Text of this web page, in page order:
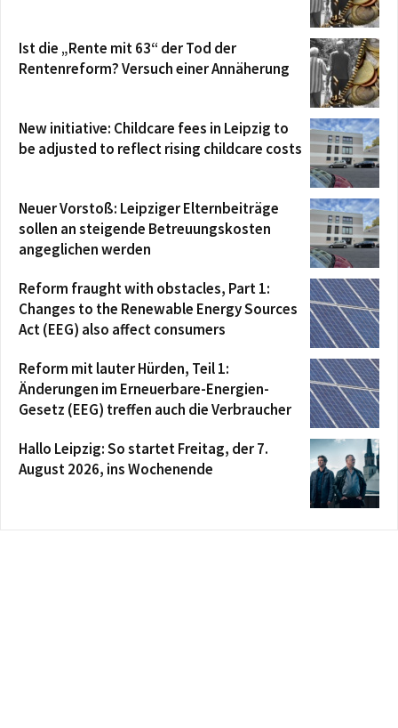
Ist die „Rente mit 63“ der Tod der
Rentenreform? Versuch einer Annäherung
New initiative: Childcare fees in Leipzig to
be adjusted to reflect rising childcare costs
Neuer Vorstoß: Leipziger Elternbeiträge
sollen an steigende Betreuungskosten
angeglichen werden
Reform fraught with obstacles, Part 1:
Changes to the Renewable Energy Sources
Act (EEG) also affect consumers
Reform mit lauter Hürden, Teil 1:
Änderungen im Erneuerbare-Energien-
Gesetz (EEG) treffen auch die Verbraucher
Hallo Leipzig: So startet Freitag, der 7.
August 2026, ins Wochenende